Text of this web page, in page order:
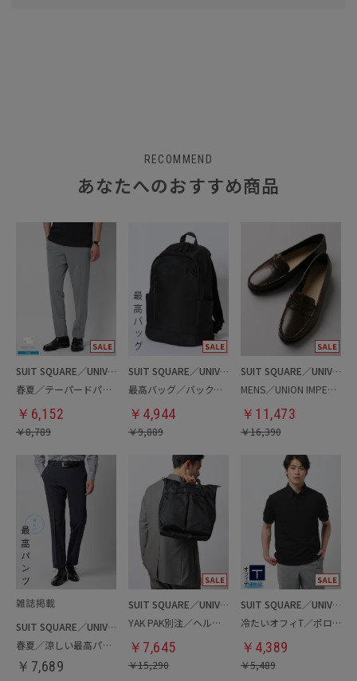
RECOMMEND
あなたへのおすすめ商品
SUIT SQUARE／UNIVERSAL LANGUAGE
春夏／テーパードパンツ
￥ 6,152
￥8,789
SUIT SQUARE／UNIVERSAL LANGUAGE
最高バッグ／バックパック
￥ 4,944
￥9,889
SUIT SQUARE／UNIVERSAL LANGUAGE
MENS／UNION IMPERIAL監修／コインローファー
￥ 11,473
￥16,390
SUIT SQUARE／UNIVERSAL LANGUAGE
春夏／涼しい最高パンツ
￥ 7,689
SUIT SQUARE／UNIVERSAL LANGUAGE
YAK PAK別注／ヘルメットバッグ
￥ 7,645
￥15,290
SUIT SQUARE／UNIVERSAL LANGUAGE
冷たいオフィT／ポロシャツ
￥ 4,389
￥5,489